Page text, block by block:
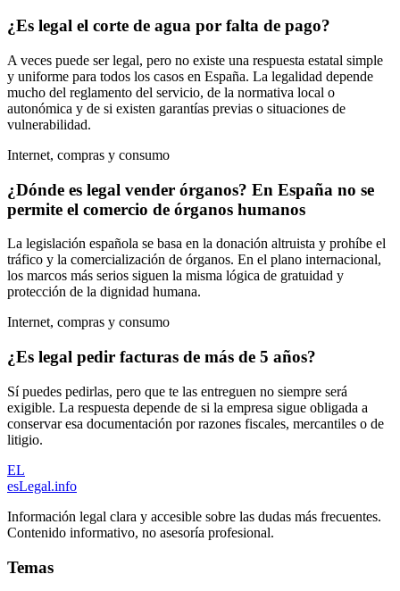
¿Es legal el corte de agua por falta de pago?
A veces puede ser legal, pero no existe una respuesta estatal simple
y uniforme para todos los casos en España. La legalidad depende
mucho del reglamento del servicio, de la normativa local o
autonómica y de si existen garantías previas o situaciones de
vulnerabilidad.
Internet, compras y consumo
¿Dónde es legal vender órganos? En España no se
permite el comercio de órganos humanos
La legislación española se basa en la donación altruista y prohíbe el
tráfico y la comercialización de órganos. En el plano internacional,
los marcos más serios siguen la misma lógica de gratuidad y
protección de la dignidad humana.
Internet, compras y consumo
¿Es legal pedir facturas de más de 5 años?
Sí puedes pedirlas, pero que te las entreguen no siempre será
exigible. La respuesta depende de si la empresa sigue obligada a
conservar esa documentación por razones fiscales, mercantiles o de
litigio.
EL
esLegal.info
Información legal clara y accesible sobre las dudas más frecuentes.
Contenido informativo, no asesoría profesional.
Temas